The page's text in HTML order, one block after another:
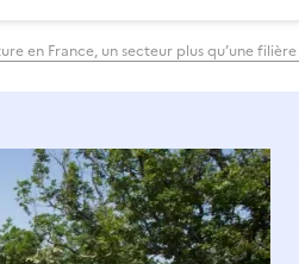
en France, un secteur plus qu’une filière